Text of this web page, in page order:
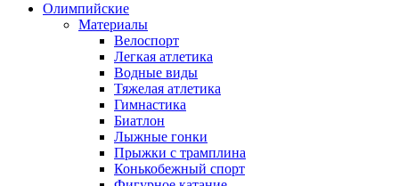
Олимпийские
Материалы
Велоспорт
Легкая атлетика
Водные виды
Тяжелая атлетика
Гимнастика
Биатлон
Лыжные гонки
Прыжки с трамплина
Конькобежный спорт